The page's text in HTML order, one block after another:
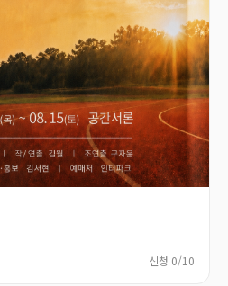
신청 0/10